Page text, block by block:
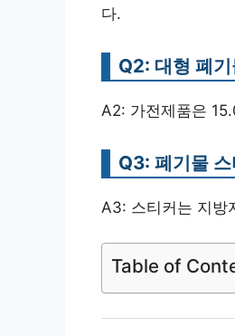
다.
Q2: 대형 폐
A2: 가전제품은
Q3: 폐기물
A3: 스티커는 지방
Table of